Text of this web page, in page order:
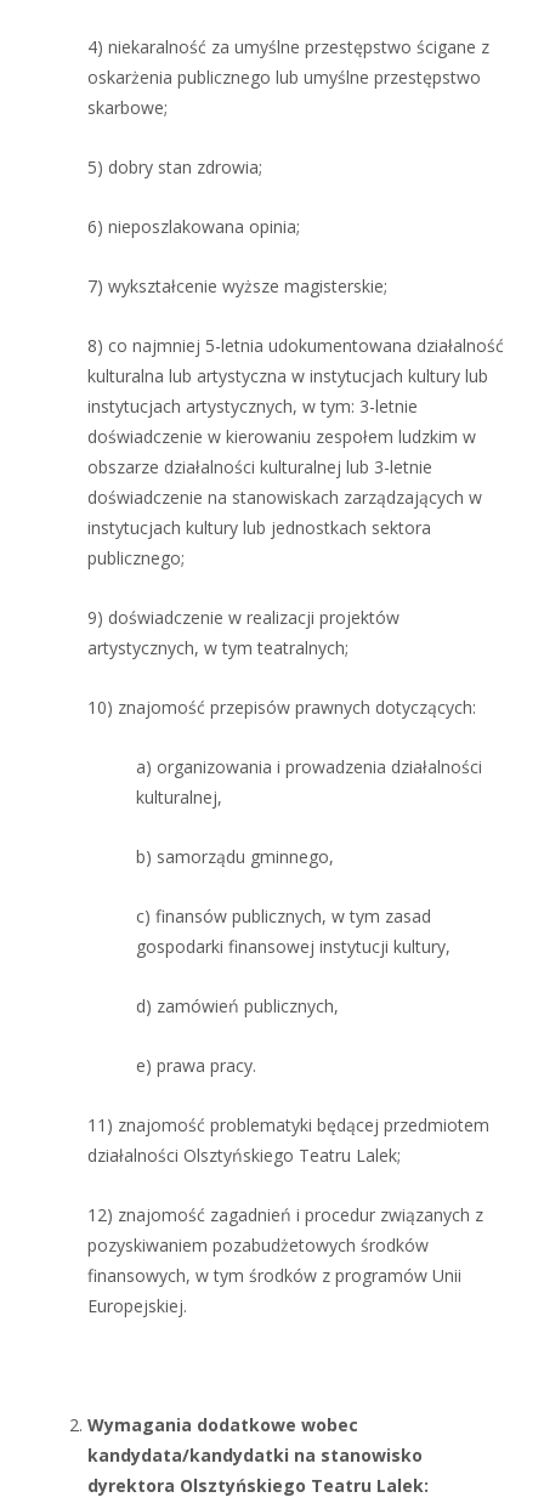
4) niekaralność za umyślne przestępstwo ścigane z
oskarżenia publicznego lub umyślne przestępstwo
skarbowe;
5) dobry stan zdrowia;
6) nieposzlakowana opinia;
7) wykształcenie wyższe magisterskie;
8) co najmniej 5-letnia udokumentowana działalność
kulturalna lub artystyczna w instytucjach kultury lub
instytucjach artystycznych, w tym: 3-letnie
doświadczenie w kierowaniu zespołem ludzkim w
obszarze działalności kulturalnej lub 3-letnie
doświadczenie na stanowiskach zarządzających w
instytucjach kultury lub jednostkach sektora
publicznego;
9) doświadczenie w realizacji projektów
artystycznych, w tym teatralnych;
10) znajomość przepisów prawnych dotyczących:
a) organizowania i prowadzenia działalności
kulturalnej,
b) samorządu gminnego,
c) finansów publicznych, w tym zasad
gospodarki finansowej instytucji kultury,
d) zamówień publicznych,
e) prawa pracy.
11) znajomość problematyki będącej przedmiotem
działalności Olsztyńskiego Teatru Lalek;
12) znajomość zagadnień i procedur związanych z
pozyskiwaniem pozabudżetowych środków
finansowych, w tym środków z programów Unii
Europejskiej.
Wymagania dodatkowe wobec
kandydata/kandydatki na stanowisko
dyrektora Olsztyńskiego Teatru Lalek: